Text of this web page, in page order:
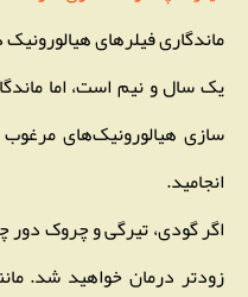
ماندگاری فیلرهای
یک سال و نیم است، اما
انجامید.
اگر گودی، تیرگی و چروک دور
زودتر درمان خواهید شد.